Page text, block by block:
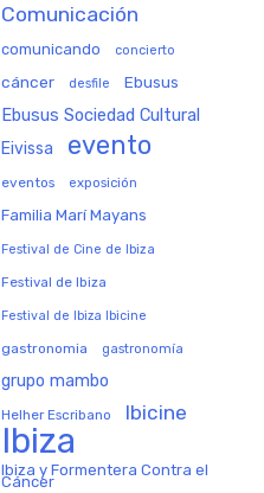
Comunicación
comunicando concierto
cáncer desfile Ebusus
Ebusus Sociedad Cultural
Eivissa evento
eventos exposición
Familia Marí Mayans
Festival de Cine de Ibiza
Festival de Ibiza
Festival de Ibiza Ibicine
gastronomia gastronomía
grupo mambo
Helher Escribano Ibicine
Ibiza
Ibiza y Formentera Contra el
Cáncer